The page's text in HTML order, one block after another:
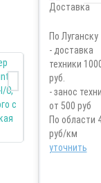
По Луганску
- доставка
техники
руб.
- занос
от 500 руб
По области
руб/км
уточнить